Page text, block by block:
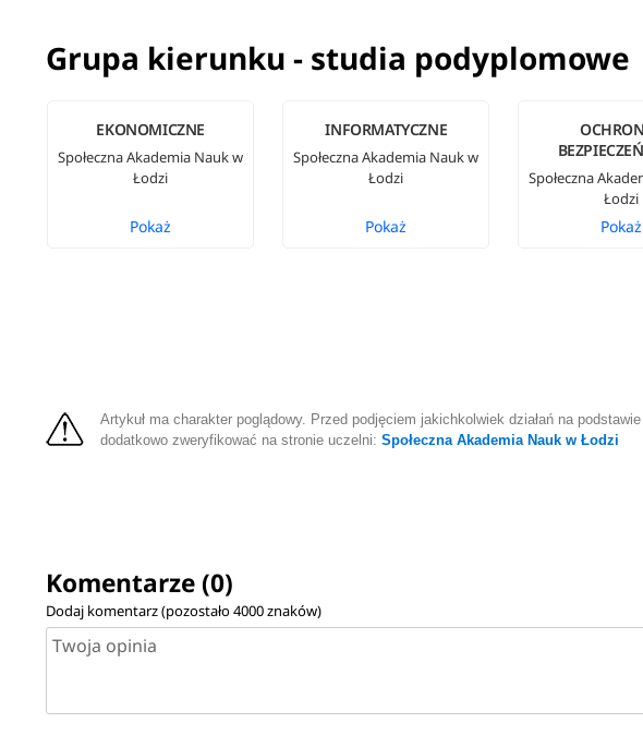
Grupa kierunku - studia podyplomowe
EKONOMICZNE
Społeczna Akademia Nauk w
Łodzi
Pokaż
INFORMATYCZNE
Społeczna Akademia Nauk w
Łodzi
Pokaż
Społeczna
Łodzi
Pokaż
Artykuł ma charakter poglądowy. Przed podjęciem jakichkolwiek działań na
dodatkowo zweryfikować na stronie uczelni:Społeczna Akademia Nauk w Łodzi
Komentarze (0)
Dodaj komentarz (pozostało4000znaków)